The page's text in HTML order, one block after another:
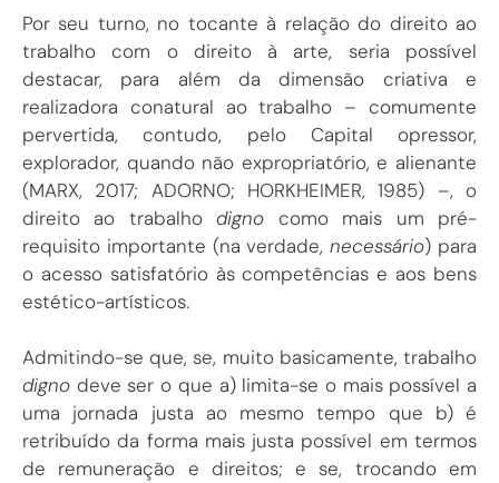
Por seu turno, no tocante à relação do direito ao
trabalho com o direito à arte, seria possível
destacar, para além da dimensão criativa e
realizadora conatural ao trabalho – comumente
pervertida, contudo, pelo Capital opressor,
explorador, quando não expropriatório, e alienante
(MARX, 2017; ADORNO; HORKHEIMER, 1985) –, o
direito ao trabalhodigno como mais um pré-
requisito importante (na verdade,necessário) para
o acesso satisfatório às competências e aos bens
estético-artísticos.
Admitindo-se que, se, muito basicamente, trabalho
digno deve ser o que a) limita-se o mais possível a
uma jornada justa ao mesmo tempo que b) é
retribuído da forma mais justa possível em termos
de remuneração e direitos; e se, trocando em